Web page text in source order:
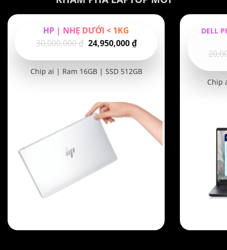
HP | NHẸ DƯỚI < 1KG
30,000,000₫ Giá
là:
24,950,000₫Giá
hiện
tại
Chip ai | Ram 16GB | SSD 512GB
DELL
Chip